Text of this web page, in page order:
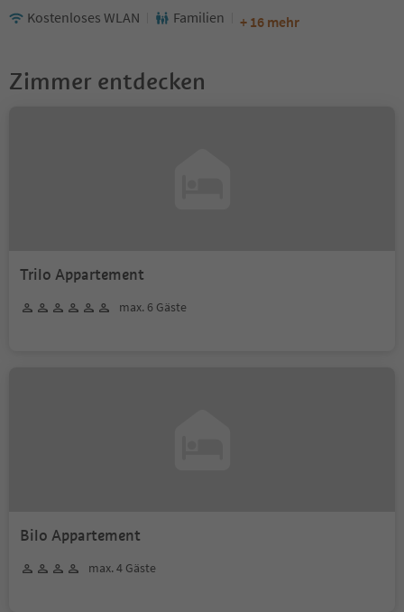
Kostenloses WLAN
Familien + 16 mehr
Zimmer entdecken
Trilo Appartement
max. 6 Gäste
Bilo Appartement
max. 4 Gäste